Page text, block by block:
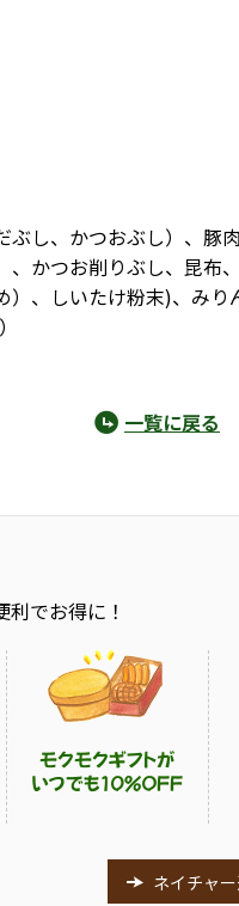
し、かつおぶし）、豚
かつお削りぶし、昆布
、しいたけ粉末)、みり
一覧に戻る
でお得に！
ネイチャ